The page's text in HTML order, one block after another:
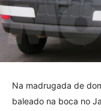
Na madrugada de
baleado na boca no